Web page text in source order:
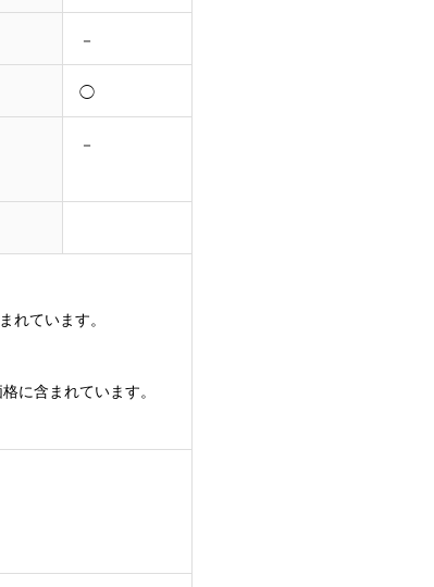
－
◯
－
れています。
に含まれています。